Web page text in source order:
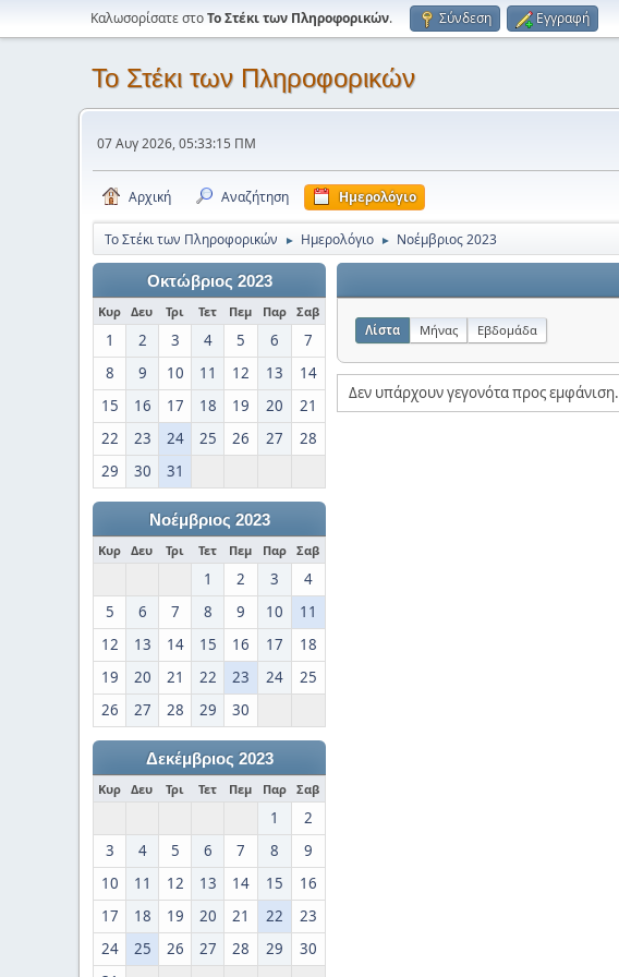
Καλωσορίσατε στοΤο Στέκι των Πληροφορικών. Σύνδεση Εγγραφή
Το Στέκι των Πληροφορικών
07 Αυγ 2026, 05:33:15 ΠΜ
Αρχική Αναζήτηση Ημερολόγιο
Το Στέκι των Πληροφορικών ► Ημερολόγιο ► Νοέμβριος 2023
Οκτώβριος 2023
Κυρ Δευ Τρι Τετ Πεμ Παρ Σαβ
1 2 3 4 5 6
7
8
9 10 11 12 13
14
15
16 17 18 19 20
21
22
23 24 25 26 27
28
29
30 31
Νοέμβριος 2023
Κυρ Δευ Τρι Τετ Πεμ Παρ Σαβ
1 2 3
4
5
6 7 8 9 10
11
12
13 14 15 16 17
18
19
20 21 22 23 24
25
26
27 28 29 30
Δεκέμβριος 2023
Κυρ Δευ Τρι Τετ Πεμ Παρ Σαβ
1
2
3
4 5 6 7 8
9
10
11 12 13 14 15
16
17
18 19 20 21 22
23
24
25 26 27 28 29
30
Λίστα Μήνας Εβδομάδα
Δεν υπάρχουν γεγονότα προς εμφάνιση.